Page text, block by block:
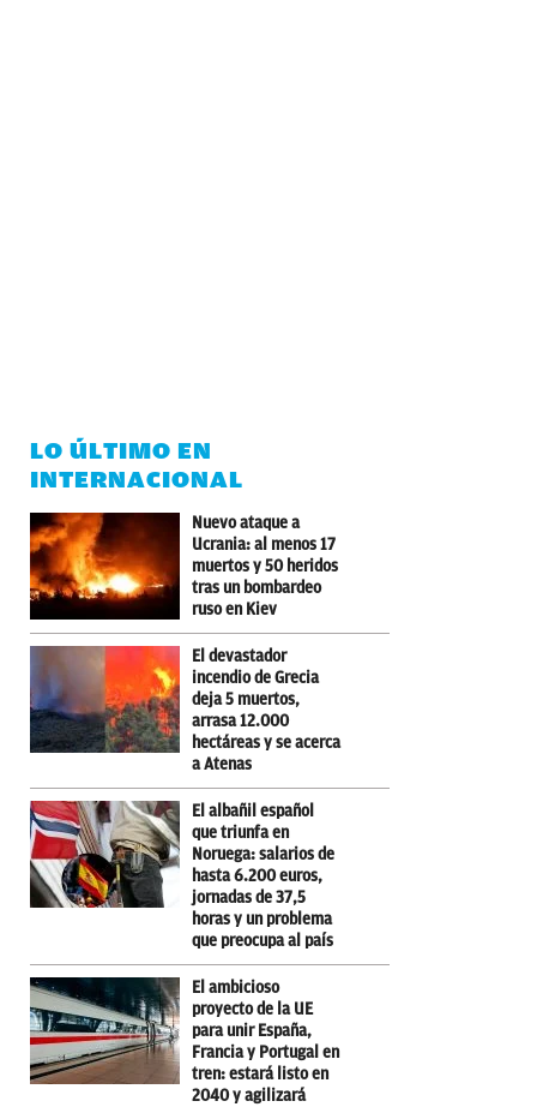
LO ÚLTIMO EN
INTERNACIONAL
Nuevo ataque a
Ucrania: al menos 17
muertos y 50 heridos
tras un bombardeo
ruso en Kiev
El devastador
incendio de Grecia
deja 5 muertos,
arrasa 12.000
hectáreas y se acerca
a Atenas
El albañil español
que triunfa en
Noruega: salarios de
hasta 6.200 euros,
jornadas de 37,5
horas y un problema
que preocupa al país
El ambicioso
proyecto de la UE
para unir España,
Francia y Portugal en
tren: estará listo en
2040 y agilizará